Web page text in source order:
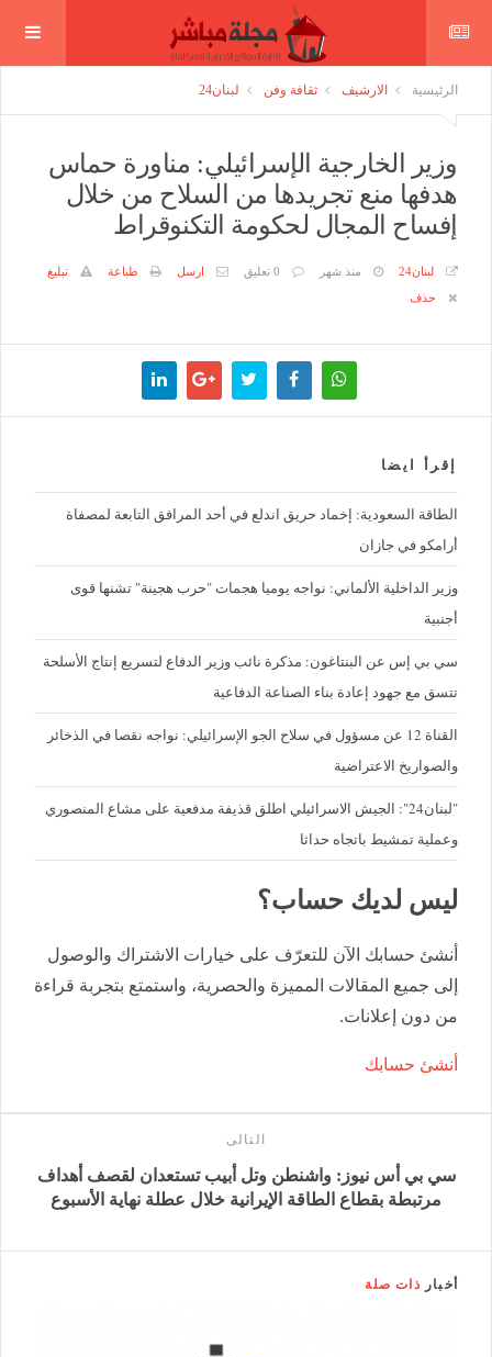
الرئيسية الارشيف ثقافة وفن لبنان24
وزير الخارجية الإسرائيلي: مناورة حماس
هدفها منع تجريدها من السلاح من خلال
إفساح المجال لحكومة التكنوقراط
لبنان24 منذ شهر 0 تعليق ارسل طباعة
تبليغ
حذف
إقرأ ايضا
الطاقة السعودية: إخماد حريق اندلع في أحد المرافق التابعة لمصفاة
أرامكو في جازان
وزير الداخلية الألماني: نواجه يوميا هجمات "حرب هجينة" تشنها قوى
أجنبية
سي بي إس عن البنتاغون: مذكرة نائب وزير الدفاع لتسريع إنتاج الأسلحة
تتسق مع جهود إعادة بناء الصناعة الدفاعية
القناة 12 عن مسؤول في سلاح الجو الإسرائيلي: نواجه نقصا في الذخائر
والصواريخ الاعتراضية
"لبنان24": الجيش الاسرائيلي اطلق قذيفة مدفعية على مشاع المنصوري
وعملية تمشيط باتجاه حداثا
ليس لديك حساب؟
أنشئ حسابك الآن للتعرّف على خيارات الاشتراك والوصول
إلى جميع المقالات المميزة والحصرية، واستمتع بتجربة قراءة
من دون إعلانات.
أنشئ حسابك
التالى
سي بي أس نيوز: واشنطن وتل أبيب تستعدان لقصف أهداف
مرتبطة بقطاع الطاقة الإيرانية خلال عطلة نهاية الأسبوع
أخبار ذات صلة